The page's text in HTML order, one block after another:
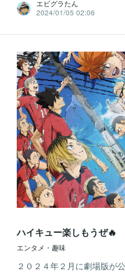
エビグラたん
2024/01/05 02:06
ハイキュー楽しもうぜ🔥
エンタメ・趣味
２０２４年２月に劇場版が